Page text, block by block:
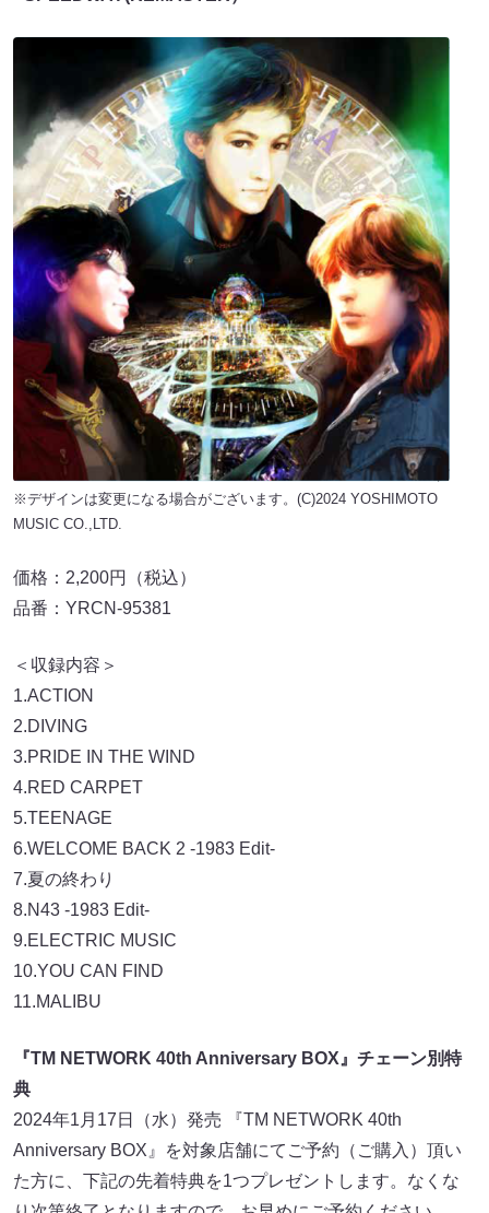
※デザインは変更になる場合がございます。(C)2024 YOSHIMOTO
MUSIC CO.,LTD.
価格：2,200円（税込）
品番：YRCN-95381
＜収録内容＞
1.ACTION
2.DIVING
3.PRIDE IN THE WIND
4.RED CARPET
5.TEENAGE
6.WELCOME BACK 2 -1983 Edit-
7.夏の終わり
8.N43 -1983 Edit-
9.ELECTRIC MUSIC
10.YOU CAN FIND
11.MALIBU
『TM NETWORK 40th Anniversary BOX』チェーン別特
典
2024年1月17日（水）発売 『TM NETWORK 40th
Anniversary BOX』を対象店舗にてご予約（ご購入）頂い
た方に、下記の先着特典を1つプレゼントします。なくな